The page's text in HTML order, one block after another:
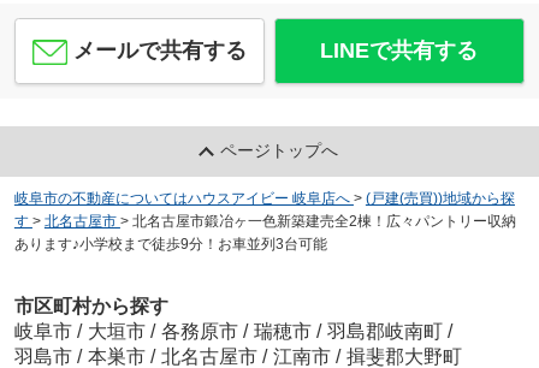
メールで共有する LINEで共有する
ページトップへ
岐阜市の不動産についてはハウスアイビー 岐阜店へ > (戸建(売買))地域から探
す > 北名古屋市 > 北名古屋市鍛冶ヶ一色新築建売全2棟！広々パントリー収納
あります♪小学校まで徒歩9分！お車並列3台可能
市区町村から探す
岐阜市 / 大垣市 / 各務原市 / 瑞穂市 / 羽島郡岐南町 /
羽島市 / 本巣市 / 北名古屋市 / 江南市 / 揖斐郡大野町